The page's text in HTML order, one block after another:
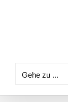
Gehe zu ...